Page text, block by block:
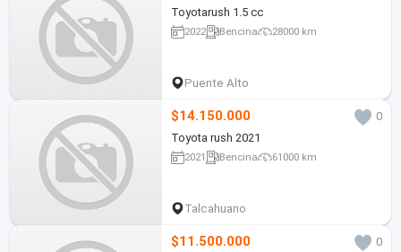
Toyotarush 1.5 cc
2022 Bencina 28000 km
Puente Alto
$14.150.000
0
Toyota rush 2021
2021 Bencina 61000 km
Talcahuano
$11.500.000 0